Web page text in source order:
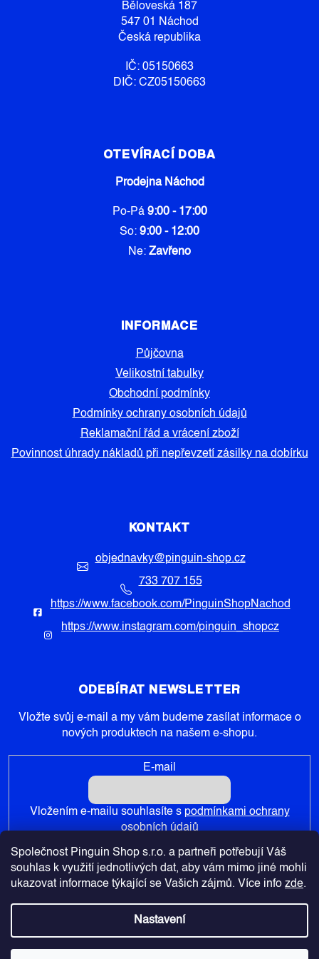
Společnost Pinguin Shop s.r.o. a partneři potřebují Váš
souhlas k využití jednotlivých dat, aby vám mimo jiné mohli
ukazovat informace týkající se Vašich zájmů. Více info zde.
Nastavení
Ý
P
I
U
Běloveská 187
547 01 Náchod
Česká republika
IČ: 05150663
DIČ: CZ05150663
OTEVÍRACÍ DOBA
Prodejna Náchod
Po-Pá 9:00 - 17:00
So: 9:00 - 12:00
Ne: Zavřeno
INFORMACE
Půjčovna
Velikostní tabulky
Obchodní podmínky
Podmínky ochrany osobních údajů
Reklamační řád a vrácení zboží
Povinnost úhrady nákladů při nepřevzetí zásilky na dobírku
KONTAKT
objednavky@pinguin-shop.cz
733 707 155
https://www.facebook.com/PinguinShopNachod
https://www.instagram.com/pinguin_shopcz
ODEBÍRAT NEWSLETTER
Vložte svůj e-mail a my vám budeme zasílat informace o
nových produktech na našem e-shopu.
E-mail
Vložením e-mailu souhlasíte s podmínkami ochrany
osobních údajů
PŘIHLÁSIT SE
Pinguin-Shop.cz. Všechna práva vyhrazena.